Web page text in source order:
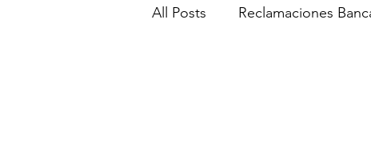
All Posts Reclamaciones